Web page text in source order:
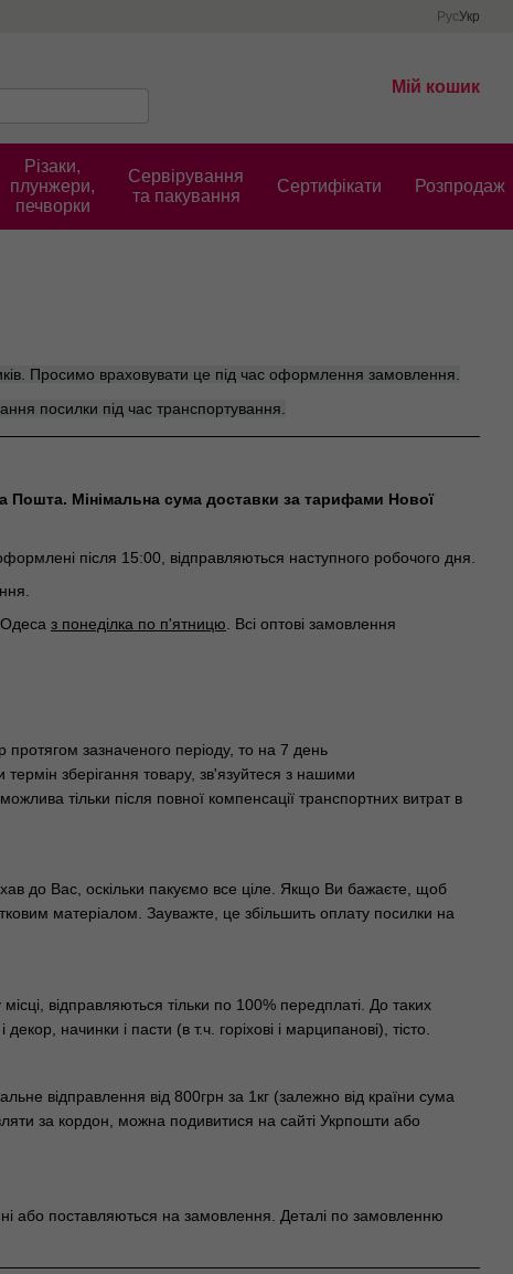
РусУкр
Мій кошик
Різаки,
плунжери,
печворки
Сервірування
та пакування
Cертифікати Розпродаж
Просимо враховувати це під час оформлення замовлення.
посилки під час транспортування.
Мінімальна сума доставки за тарифами Нової
після 15:00, відправляються наступного робочого дня.
Одеса з понеділка по п'ятницю. Всі оптові замовлення
зазначеного періоду, то на 7 день
зберігання товару, зв'язуйтеся з нашими
тільки після повної компенсації транспортних витрат в
до Вас, оскільки пакуємо все ціле. Якщо Ви бажаєте, щоб
матеріалом. Зауважте, це збільшить оплату посилки на
відправляються тільки по 100% передплаті. До таких
начинки і пасти (в т.ч. горіхові і марципанові), тісто.
відправлення від 800грн за 1кг (залежно від країни сума
за кордон, можна подивитися на сайті Укрпошти або
або поставляються на замовлення. Деталі по замовленню